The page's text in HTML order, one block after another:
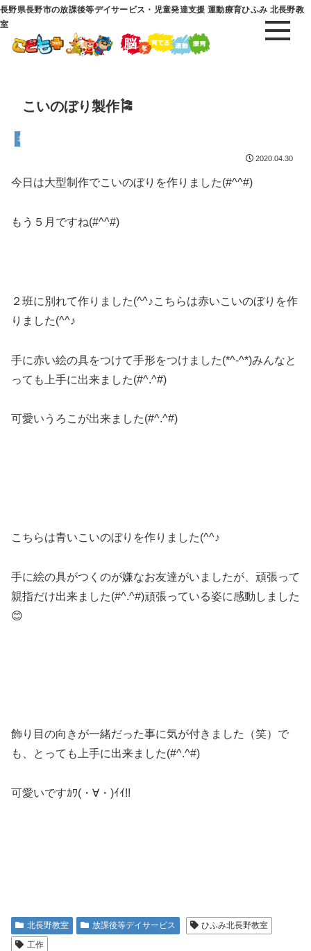
長野県長野市の放課後等デイサービス・児童発達支援 運動療育ひふみ 北長野教
室
こいのぼり製作🎏
北長野教室
2020.04.30
今日は大型制作でこいのぼりを作りました(#^^#)
もう５月ですね(#^^#)
２班に別れて作りました(^^♪こちらは赤いこいのぼりを作
りました(^^♪
手に赤い絵の具をつけて手形をつけました(*^-^*)みんなと
っても上手に出来ました(#^.^#)
可愛いうろこが出来ました(#^.^#)
こちらは青いこいのぼりを作りました(^^♪
手に絵の具がつくのが嫌なお友達がいましたが、頑張って
親指だけ出来ました(#^.^#)頑張っている姿に感動しました
😊
飾り目の向きが一緒だった事に気が付きました（笑）で
も、とっても上手に出来ました(#^.^#)
可愛いですｶﾜ(・∀・)ｲｲ!!
北長野教室 放課後等デイサービス
ひふみ北長野教室
工作